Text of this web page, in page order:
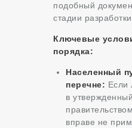
подобный
стадии разработки.
Ключевые
порядка:
Населенный
перечне: Если
в
вправе не